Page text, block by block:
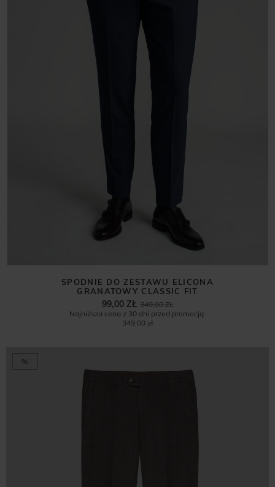
SPODNIE DO ZESTAWU ELICONA
GRANATOWY CLASSIC FIT
349,00 ZŁ
99,00 ZŁ
Najniższa cena z 30 dni przed promocją:
349,00 zł
%